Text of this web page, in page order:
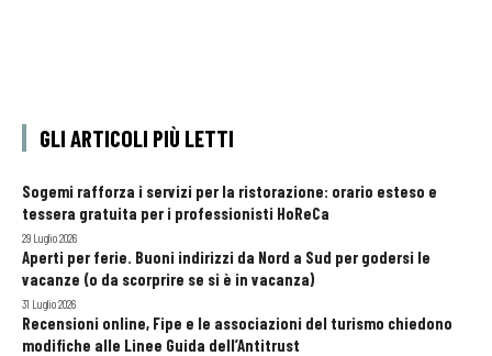
GLI ARTICOLI PIÙ LETTI
Sogemi rafforza i servizi per la ristorazione: orario esteso e
tessera gratuita per i professionisti HoReCa
29 Luglio 2026
Aperti per ferie. Buoni indirizzi da Nord a Sud per godersi le
vacanze (o da scorprire se si è in vacanza)
31 Luglio 2026
Recensioni online, Fipe e le associazioni del turismo chiedono
modifiche alle Linee Guida dell’Antitrust